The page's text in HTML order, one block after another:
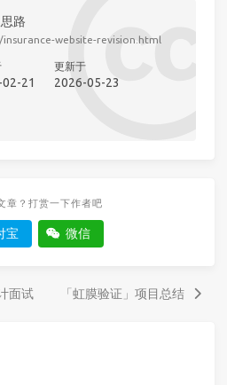
路
website-revision.html
21
更新于
2026-05-23
章？打赏一下作者吧
宝 微信
面试 「虹膜验证」项目总结